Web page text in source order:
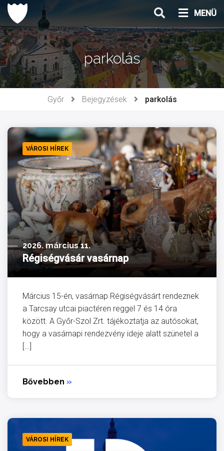
Ugrás
tartalomhoz
MENÜ
parkolás
Győr Bejegyzések parkolás
VÁROSI HÍREK
2026. március 11.
Régiségvásár vasárnap
Március 15-én, vasárnap Régiségvásárt rendeznek
a Tarcsay utcai piactéren reggel 7 és 14 óra
között. A Győr-Szol Zrt. tájékoztatja az autósokat,
hogy a vasárnapi rendezvény ideje alatt szünetel a
[…]
Bővebben »
VÁROSI HÍREK